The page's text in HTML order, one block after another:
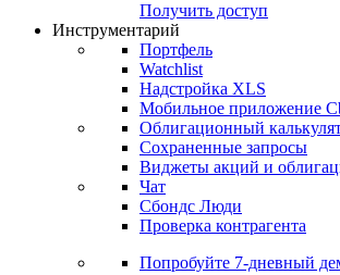
Получить доступ
Инструментарий
Портфель
Watchlist
Надстройка XLS
Мобильное приложение
Облигационный
Сохраненные запросы
Виджеты акций и
Чат
Сбондс Люди
Проверка контрагента
Попробуйте 7-дневный